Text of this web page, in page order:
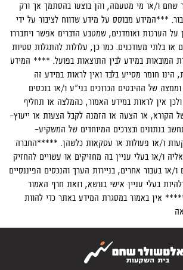
שחם ו/או מי מטעמה, והן בוצעו בהסתמך אך ורק
***המידע מבוסס על מידע שדווח לציבור על ידי
על הערכות ואומדנים, שמטבע הדברים אפשר ויתבררו
או בלתי מעודכנים. כמו כן, עלולות להתגלות סטיות
המובאות במידע לבין התוצאות בפועל. **** המידע
הינו חומר מסייע בלבד ואין לראות במידע זה
של ההיבטים הכרוכים בני"ע ו/או בנכסים
ולכן אין לראות במידע האמור, כהמלצה או תחליף
הקורא, או הצעה או הזמנה לקבל הצעות או ייעוץ-
בנתונים ובצרכים המיוחדים של המשקיע-
ו/או פעולות או עסקאות כלשהן. *****החברה
ו/או בעלי עניין בה מחזיקים או עשויים להחזיק
או בעבור אחרים, בניירות הערך והנכסים הפיננסיים
בעלי עניין אישי בנושא, וזאת חרף האמור
אין באמור במסגרת המידע באתר כדי להוות